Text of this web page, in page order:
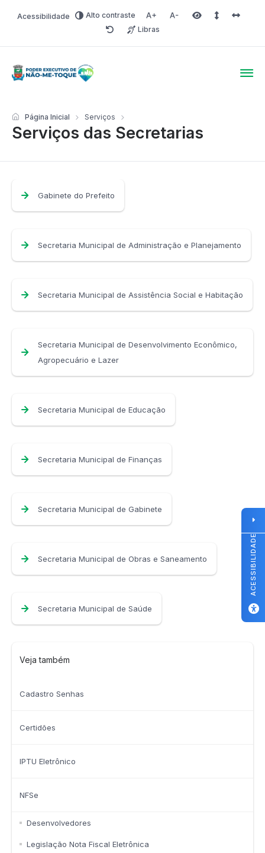
Acessibilidade Alto contraste Aumentar fonte
Diminuir fonteÁrea selecionada
Espaço
RedefinirLibras
Serviços das Secretarias
Página Inicial Serviços
Gabinete do Prefeito
Secretaria Municipal de Administração e Planejamento
Secretaria Municipal de Assistência Social e Habitação
Secretaria Municipal de Desenvolvimento Econômico,
Agropecuário e Lazer
Secretaria Municipal de Educação
Secretaria Municipal de Finanças
Secretaria Municipal de Gabinete
Secretaria Municipal de Obras e Saneamento
Secretaria Municipal de Saúde
Veja também
Cadastro Senhas
Certidões
IPTU Eletrônico
NFSe
Desenvolvedores
Legislação Nota Fiscal Eletrônica
ACESSIBILIDADE